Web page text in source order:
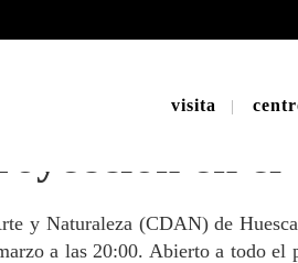
visita
en
y Naturaleza (CDAN) de
a las 20:00. Abierto a todo el